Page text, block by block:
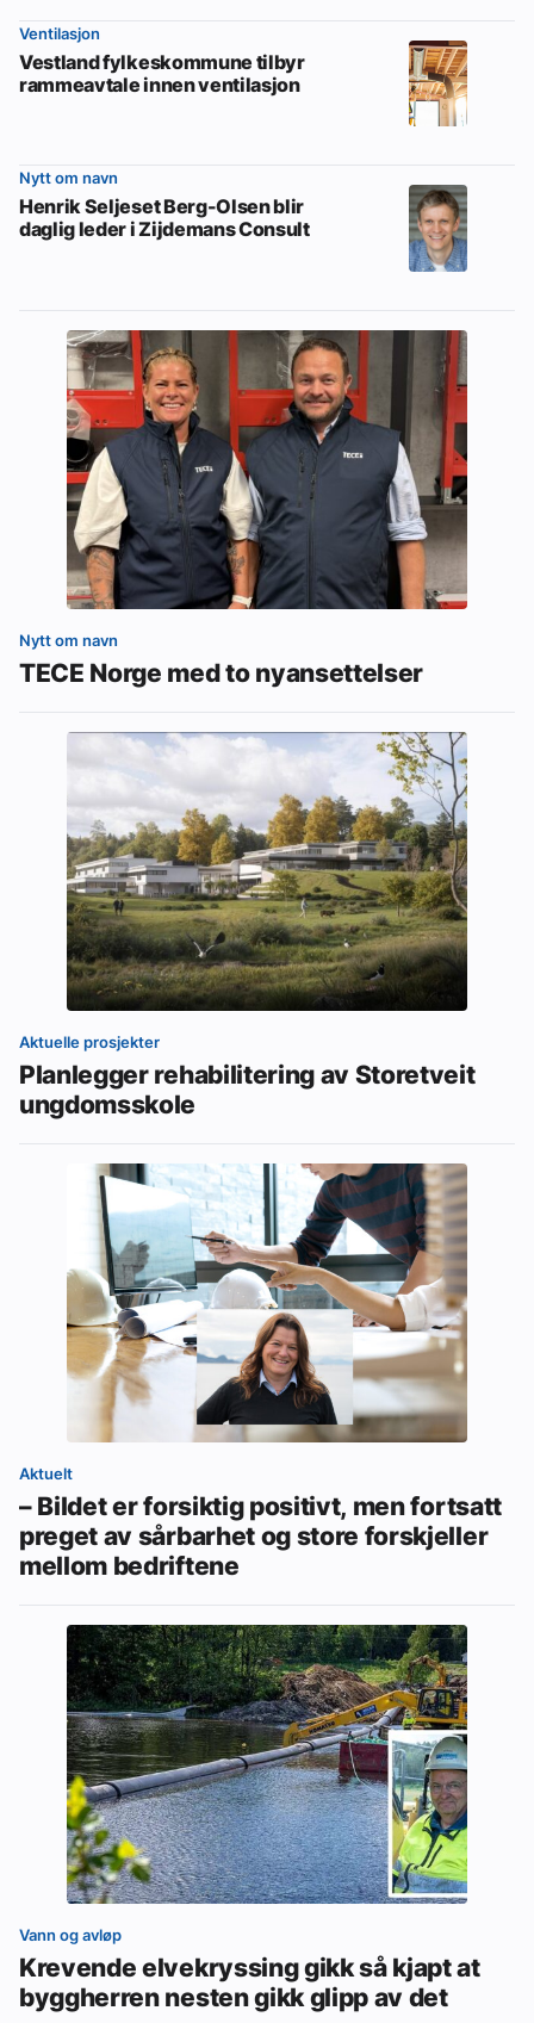
Ventilasjon
Vestland fylkeskommune tilbyr
rammeavtale innen ventilasjon
Nytt om navn
Henrik Seljeset Berg-Olsen blir
daglig leder i Zijdemans Consult
Nytt om navn
TECE Norge med to nyansettelser
Aktuelle prosjekter
Planlegger rehabilitering av Storetveit
ungdomsskole
Aktuelt
– Bildet er forsiktig positivt, men fortsatt
preget av sårbarhet og store forskjeller
mellom bedriftene
Vann og avløp
Krevende elvekryssing gikk så kjapt at
byggherren nesten gikk glipp av det